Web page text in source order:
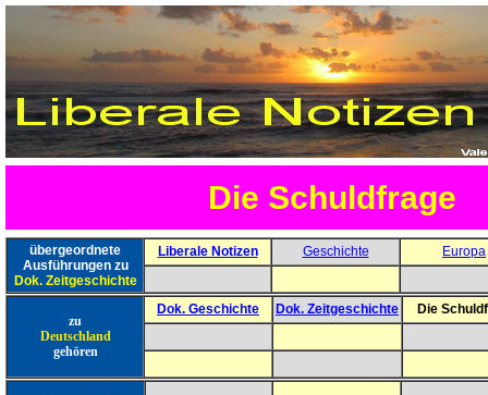
Die Schuldfrage
übergeordnete
Ausführungen zu
Dok. Zeitgeschichte
Liberale Notizen Geschichte Europa
zu
Deutschland
gehören
Dok. Geschichte Dok. Zeitgeschichte Die